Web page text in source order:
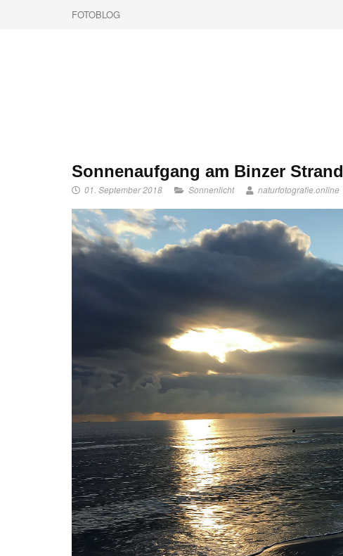
FOTOBLOG
Sonnenaufgang am Binzer Strand
01. September 2018 Sonnenlicht naturfotografie.online